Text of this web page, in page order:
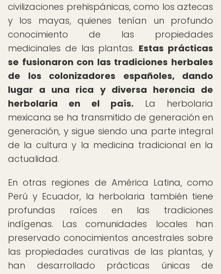
civilizaciones prehispánicas, como los aztecas
y los mayas, quienes tenían un profundo
conocimiento de las propiedades
medicinales de las plantas. Estas prácticas
se fusionaron con las tradiciones herbales
de los colonizadores españoles, dando
lugar a una rica y diversa herencia de
herbolaria en el país. La herbolaria
mexicana se ha transmitido de generación en
generación, y sigue siendo una parte integral
de la cultura y la medicina tradicional en la
actualidad.
En otras regiones de América Latina, como
Perú y Ecuador, la herbolaria también tiene
profundas raíces en las tradiciones
indígenas. Las comunidades locales han
preservado conocimientos ancestrales sobre
las propiedades curativas de las plantas, y
han desarrollado prácticas únicas de